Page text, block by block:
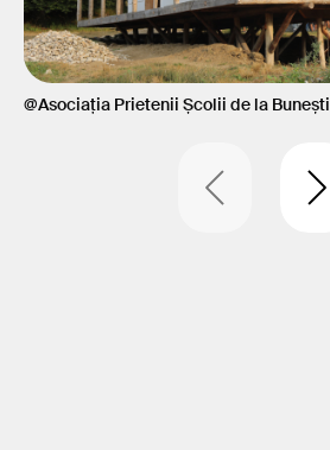
@Asociația Prietenii Școlii de la Bunești